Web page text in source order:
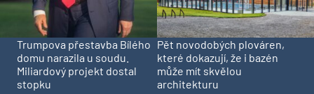
Trumpova přestavba Bílého
domu narazila u soudu.
Miliardový projekt dostal
stopku
Pět novodobých plováren,
které dokazují, že i bazén
může mít skvělou
architekturu